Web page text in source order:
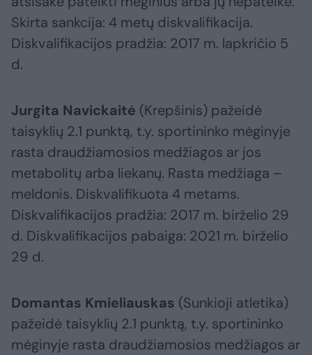
Skirta sankcija: 4 metų diskvalifikacija.
Diskvalifikacijos pradžia: 2017 m. lapkričio 5
d.
Jurgita Navickaitė (Krepšinis) pažeidė
taisyklių 2.1 punktą, t.y. sportininko mėginyje
rasta draudžiamosios medžiagos ar jos
metabolitų arba liekanų. Rasta medžiaga –
meldonis. Diskvalifikuota 4 metams.
Diskvalifikacijos pradžia: 2017 m. birželio 29
d. Diskvalifikacijos pabaiga: 2021 m. birželio
29 d.
Domantas Kmieliauskas (Sunkioji atletika)
pažeidė taisyklių 2.1 punktą, t.y. sportininko
mėginyje rasta draudžiamosios medžiagos ar